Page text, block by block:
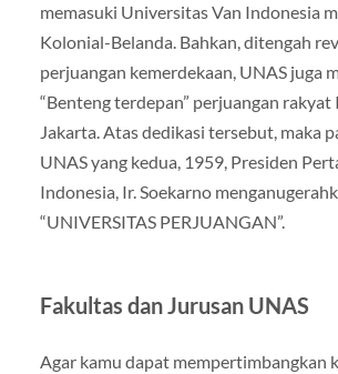
memasuki Universitas Van Indonesia
Kolonial-Belanda. Bahkan, ditengah
perjuangan kemerdekaan, UNAS juga
“Benteng terdepan” perjuangan rakyat
Jakarta. Atas dedikasi tersebut, maka
UNAS yang kedua, 1959, Presiden
Indonesia, Ir. Soekarno
“UNIVERSITAS PERJUANGAN”.
Fakultas dan Jurusan UNAS
Agar kamu dapat mempertimbangkan